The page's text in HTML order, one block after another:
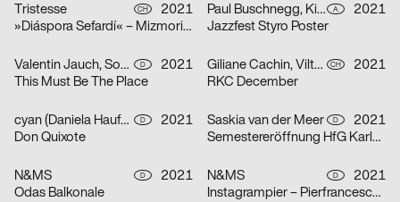
Tristesse CH
2021
»Diáspora Sefardí« – Mizmorim Kammermusik Festival
Paul Buschnegg, Kilian Hanappi, Marcus Wagner A
2021
Jazzfest Styro Poster
Valentin Jauch, Sonia González D
2021
This Must Be The Place
Giliane Cachin, Vilté Jurgutyté CH
2021
RKC December
cyan (Daniela Haufe + Detlef Fiedler) D
2021
Don Quixote
Saskia van der Meer D
2021
Semestereröffnung HfG Karlsruhe
N&MS D
2021
Odas Balkonale
N&MS D
2021
Instagrampier – Pierfrancesco Celada